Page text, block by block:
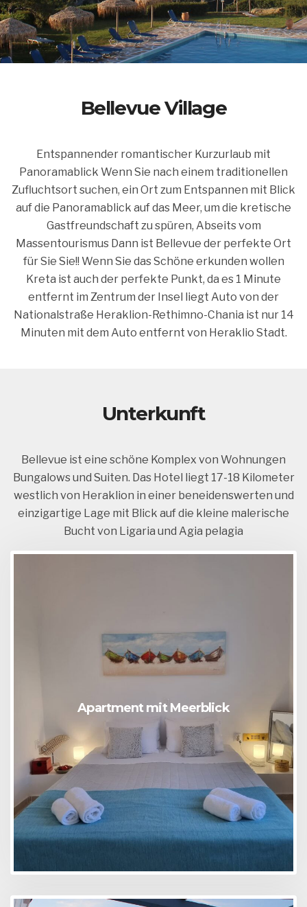
Bellevue Village
Entspannender romantischer Kurzurlaub mit
Panoramablick Wenn Sie nach einem traditionellen
Zufluchtsort suchen, ein Ort zum Entspannen mit Blick
auf die Panoramablick auf das Meer, um die kretische
Gastfreundschaft zu spüren, Abseits vom
Massentourismus Dann ist Bellevue der perfekte Ort
für Sie Sie!! Wenn Sie das Schöne erkunden wollen
Kreta ist auch der perfekte Punkt, da es 1 Minute
entfernt im Zentrum der Insel liegt Auto von der
Nationalstraße Heraklion-Rethimno-Chania ist nur 14
Minuten mit dem Auto entfernt von Heraklio Stadt.
Unterkunft
Bellevue ist eine schöne Komplex von Wohnungen
Bungalows und Suiten. Das Hotel liegt 17-18 Kilometer
westlich von Heraklion in einer beneidenswerten und
einzigartige Lage mit Blick auf die kleine malerische
Bucht von Ligaria und Agia pelagia
Apartment mit Meerblick